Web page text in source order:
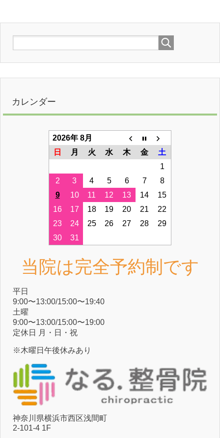
カレンダー
2026年 8月
日
月 火 水 木 金
土
1
2
3 4 5 6 7
8
9
10 11 12 13 14
15
16
17 18 19 20 21
22
23
24 25 26 27 28
29
30
31
当院は完全予約制です
平⽇
9:00〜13:00/15:00〜19:40
⼟曜
9:00〜13:00/15:00〜19:00
定休⽇ ⽉・⽇・祝
※木曜日午後休みあり
神奈川県横浜市⻄区浅間町
2-101-4 1F